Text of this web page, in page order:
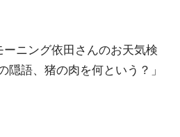
ニング依田さんのお天気検
隠語、猪の肉を何という？」